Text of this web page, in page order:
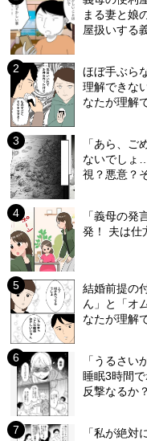
まる妻と娘
屋扱いする
ほぼ手ぶら
理解できな
なたが理解
「あら、ご
ないでしょ
視？悪意？
「義母の
発！ 夫は仕
結婚前提の
ん」と「オ
なたが理解
「うるさ
睡眠3時間
反撃なるか？
「私が絶